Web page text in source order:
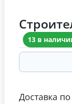
13 в
Доставка